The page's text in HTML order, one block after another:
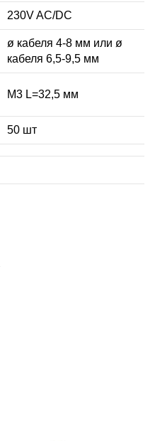
230V AC/DC
ø кабеля 4-8 мм или ø
кабеля 6,5-9,5 мм
М3 L=32,5 мм
50 шт